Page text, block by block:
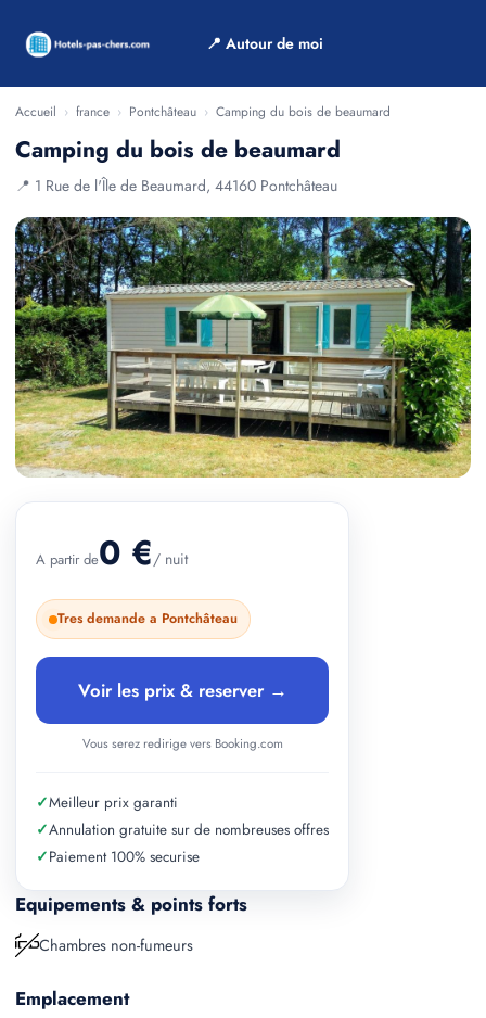
📍 Autour de moi
Accueil › france › Pontchâteau › Camping du bois de beaumard
Camping du bois de beaumard
📍 1 Rue de l'Île de Beaumard, 44160 Pontchâteau
Equipements & points forts
Chambres non-fumeurs
Emplacement
A partir de0 €/ nuit
Tres demande a Pontchâteau
Voir les prix & reserver →
Vous serez redirige vers Booking.com
✓Meilleur prix garanti
✓Annulation gratuite sur de nombreuses offres
✓Paiement 100% securise